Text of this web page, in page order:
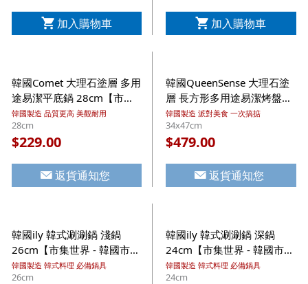
加入購物車 加入購物車
韓國Comet 大理石塗層 多用
途易潔平底鍋 28cm【市集
世界 - 韓國市集】(平行進口)
韓國製造 品質更高 美觀耐用
28cm
$229.00
返貨通知您
韓國QueenSense 大理石塗
層 長方形多用途易潔烤盤
34x41cm【市集世界 - 韓國
市集】(平行進口)
韓國製造 派對美食 一次搞掂
34x47cm
$479.00
返貨通知您
韓國ily 韓式涮涮鍋 淺鍋
26cm【市集世界 - 韓國市
集】(平行進口)
韓國製造 韓式料理 必備鍋具
26cm
韓國ily 韓式涮涮鍋 深鍋
24cm【市集世界 - 韓國市
集】(平行進口)
韓國製造 韓式料理 必備鍋具
24cm